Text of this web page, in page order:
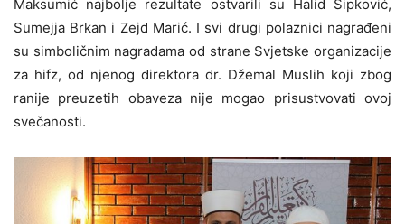
Maksumić najbolje rezultate ostvarili su Halid Šipković,
Sumejja Brkan i Zejd Marić. I svi drugi polaznici nagrađeni
su simboličnim nagradama od strane Svjetske organizacije
za hifz, od njenog direktora dr. Džemal Muslih koji zbog
ranije preuzetih obaveza nije mogao prisustvovati ovoj
svečanosti.